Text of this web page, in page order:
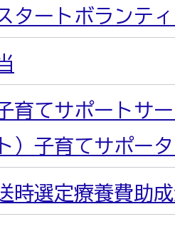
タートボランテ
育てサポートサ
）子育てサポー
時選定療養費助